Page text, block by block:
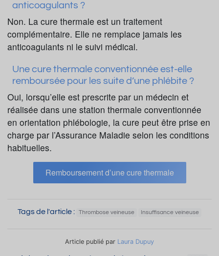
anticoagulants ?
Non. La cure thermale est un traitement
complémentaire. Elle ne remplace jamais les
anticoagulants ni le suivi médical.
Une cure thermale conventionnée est-elle
remboursée pour les suite d’une phlébite ?
Oui, lorsqu’elle est prescrite par un médecin et
réalisée dans une station thermale conventionnée
en orientation phlébologie, la cure peut être prise en
charge par l’Assurance Maladie selon les conditions
habituelles.
Remboursement d’une cure thermale
Tags de l'article : Thrombose veineuse Insuffisance veineuse
Article publié par Laura Dupuy